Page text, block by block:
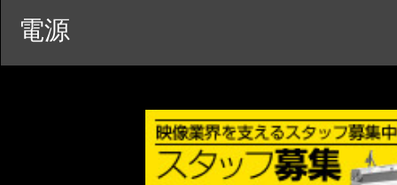
電源